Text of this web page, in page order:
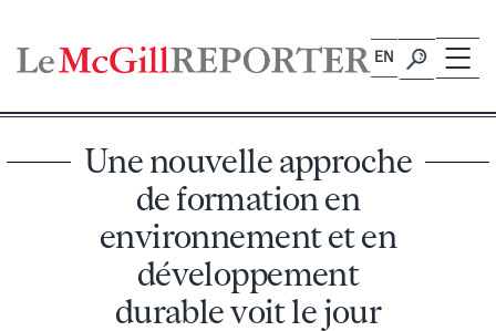
content
EN
Une nouvelle approche
de formation en
environnement et en
développement
durable voit le jour